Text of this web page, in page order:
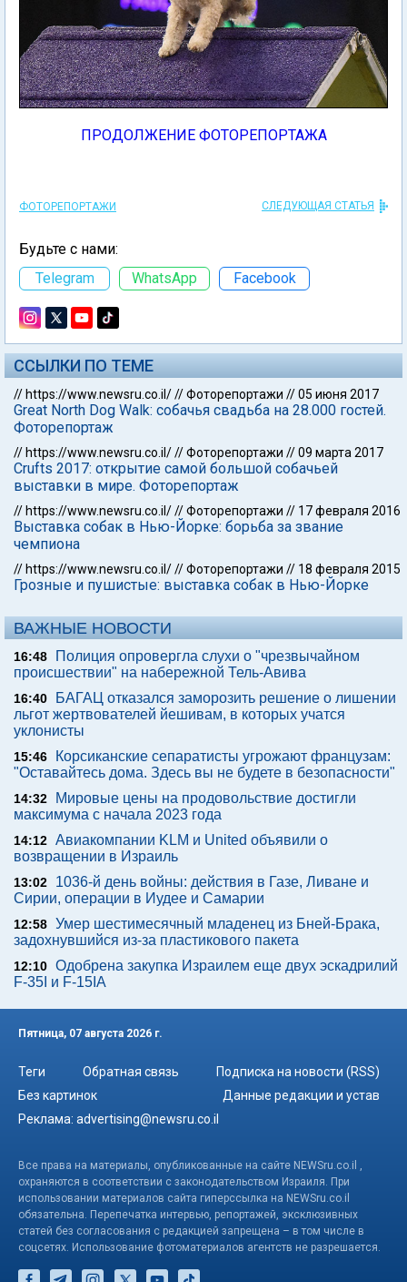
ПРОДОЛЖЕНИЕ ФОТОРЕПОРТАЖА
ФОТОРЕПОРТАЖИ СЛЕДУЮЩАЯ СТАТЬЯ
Будьте с нами:
Telegram
WhatsApp Facebook
ССЫЛКИ ПО ТЕМЕ
// https://www.newsru.co.il///Фоторепортажи //05 июня 2017
Great North Dog Walk: собачья свадьба на 28.000 гостей.
Фоторепортаж
// https://www.newsru.co.il///Фоторепортажи //09 марта 2017
Crufts 2017: открытие самой большой собачьей
выставки в мире. Фоторепортаж
// https://www.newsru.co.il///Фоторепортажи // 17 февраля 2016
Выставка собак в Нью-Йорке: борьба за звание
чемпиона
// https://www.newsru.co.il///Фоторепортажи // 18 февраля 2015
Грозные и пушистые: выставка собак в Нью-Йорке
ВАЖНЫЕ НОВОСТИ
16:48
Полиция опровергла слухи о "чрезвычайном
происшествии" на набережной Тель-Авива
16:40
БАГАЦ отказался заморозить решение о лишении
льгот жертвователей йешивам, в которых учатся
уклонисты
15:46
Корсиканские сепаратисты угрожают французам:
"Оставайтесь дома. Здесь вы не будете в безопасности"
14:32
Мировые цены на продовольствие достигли
максимума с начала 2023 года
14:12 Авиакомпании KLM и United объявили о
возвращении в Израиль
13:02
1036-й день войны: действия в Газе, Ливане и
Сирии, операции в Иудее и Самарии
12:58 Умер шестимесячный младенец из Бней-Брака,
задохнувшийся из-за пластикового пакета
12:10 Одобрена закупка Израилем еще двух эскадрилий
F-35I и F-15IA
Пятница, 07 августа 2026 г.
Теги Обратная связь
Подписка на новости (RSS)
Без картинок
Данные редакции и устав
Реклама: advertising@newsru.co.il
Все права на материалы, опубликованные на сайте NEWSru.co.il ,
охраняются в соответствии с законодательством Израиля. При
использовании материалов сайта гиперссылка на NEWSru.co.il
обязательна. Перепечатка интервью, репортажей, эксклюзивных
статей без согласования с редакцией запрещена – в том числе в
соцсетях. Использование фотоматериалов агентств не разрешается.